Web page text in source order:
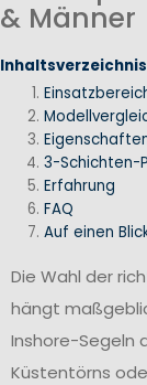
& Männer
Inhaltsverzeichnis
3-Schichten-
Erfahrung
FAQ
Auf einen
Die Wahl der
hängt
Inshore-Segeln
Küstentörns